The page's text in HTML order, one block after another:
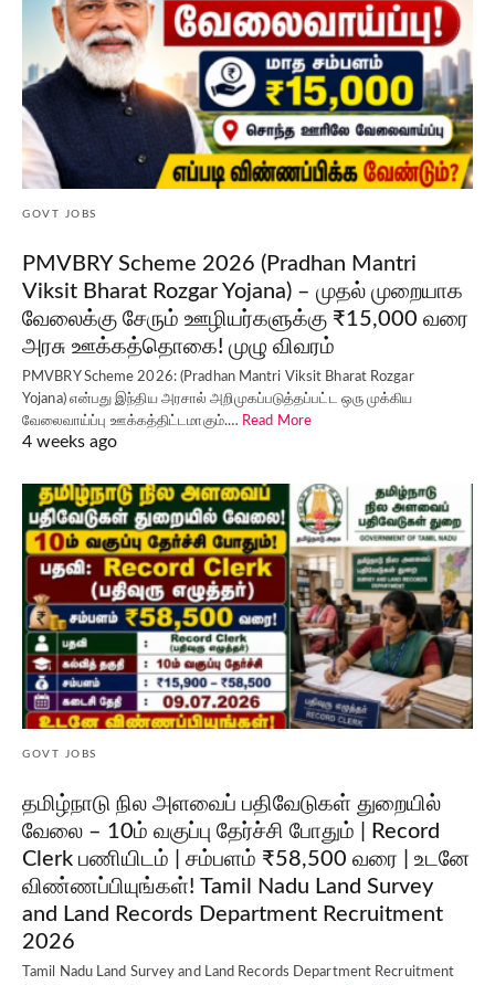
GOVT JOBS
PMVBRY Scheme 2026 (Pradhan Mantri
Viksit Bharat Rozgar Yojana) – முதல் முறையாக
வேலைக்கு சேரும் ஊழியர்களுக்கு ₹15,000 வரை
அரசு ஊக்கத்தொகை! முழு விவரம்
PMVBRY Scheme 2026: (Pradhan Mantri Viksit Bharat Rozgar
Yojana) என்பது இந்திய அரசால் அறிமுகப்படுத்தப்பட்ட ஒரு முக்கிய
வேலைவாய்ப்பு ஊக்கத்திட்டமாகும்.… Read More
4 weeks ago
GOVT JOBS
தமிழ்நாடு நில அளவைப் பதிவேடுகள் துறையில்
வேலை – 10ம் வகுப்பு தேர்ச்சி போதும் | Record
Clerk பணியிடம் | சம்பளம் ₹58,500 வரை | உடனே
விண்ணப்பியுங்கள்! Tamil Nadu Land Survey
and Land Records Department Recruitment
2026
Tamil Nadu Land Survey and Land Records Department Recruitment